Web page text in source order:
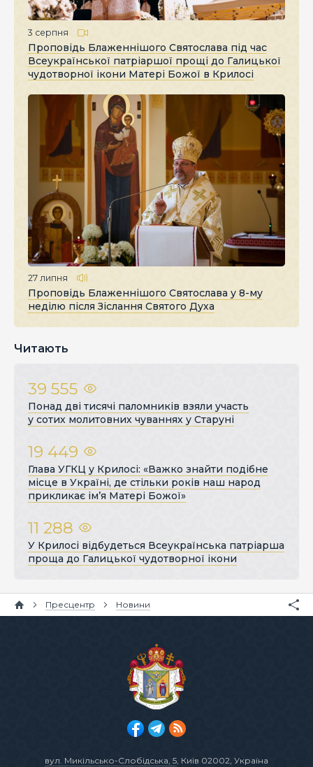
3 серпня
Проповідь Блаженнішого Святослава під час
Всеукраїнської патріаршої прощі до Галицької
чудотворної ікони Матері Божої в Крилосі
27 липня
Проповідь Блаженнішого Святослава у 8-му
неділю після Зіслання Святого Духа
Читають
39 555
Понад дві тисячі паломників взяли участь
у сотих молитовних чуваннях у Старуні
19 449
Глава УГКЦ у Крилосі: «Важко знайти подібне
місце в Україні, де стільки років наш народ
прикликає ім’я Матері Божої»
11 288
У Крилосі відбудеться Всеукраїнська патріарша
проща до Галицької чудотворної ікони
Пресцентр Новини
вул. Микільсько-Слобідська, 5, Київ 02002, Україна